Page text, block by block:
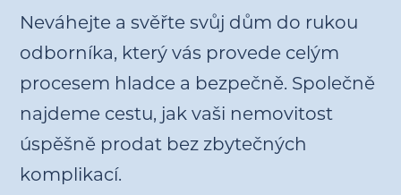
Neváhejte a svěřte svůj dům do rukou
odborníka, který vás provede celým
procesem hladce a bezpečně. Společně
najdeme cestu, jak vaši nemovitost
úspěšně prodat bez zbytečných
komplikací.